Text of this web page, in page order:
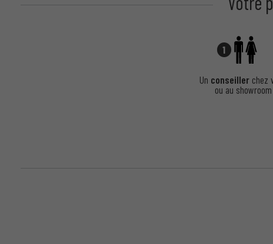
1
Un conseiller chez
ou au showroom